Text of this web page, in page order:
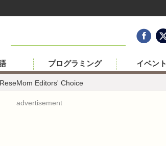
ReseMom Editors' Choice
プログラミング イベント
advertisement